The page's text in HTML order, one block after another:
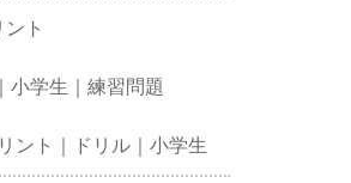
ト
小学生｜練習問題
ント｜ドリル｜小学生